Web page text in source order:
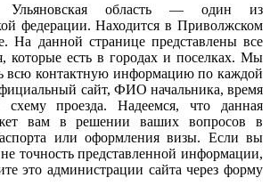
Ульяновская область — один из
федерации. Находится в Приволжском
На данной странице представлены все
которые есть в городах и поселках. Мы
всю контактную информацию по каждой
сайт, ФИО начальника, время
проезда. Надеемся, что данная
вам в решении ваших вопросов в
или оформления визы. Если вы
точность представленной информации,
это администрации сайта через форму